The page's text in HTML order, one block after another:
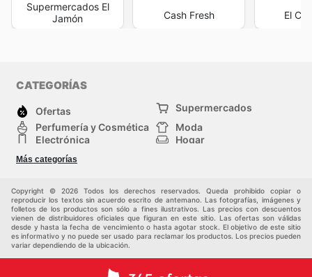
Supermercados El
Jamón
Cash Fresh El
CATEGORÍAS
Ofertas
Supermercados
Perfumería y Cosmética
Moda
Electrónica
Hogar
Deporte
Juguetes y bebés
Más categorías
Copyright © 2026 Todos los derechos reservados. Queda prohibido copiar o
reproducir los textos sin acuerdo escrito de antemano. Las fotografías, imágenes y
folletos de los productos son sólo a fines ilustrativos. Las precios con descuentos
vienen de distribuidores oficiales que figuran en este sitio. Las ofertas son válidas
desde y hasta la fecha de vencimiento o hasta agotar stock. El objetivo de este sitio
es informativo y no puede ser usado para reclamar los productos. Los precios pueden
variar dependiendo de la ubicación.